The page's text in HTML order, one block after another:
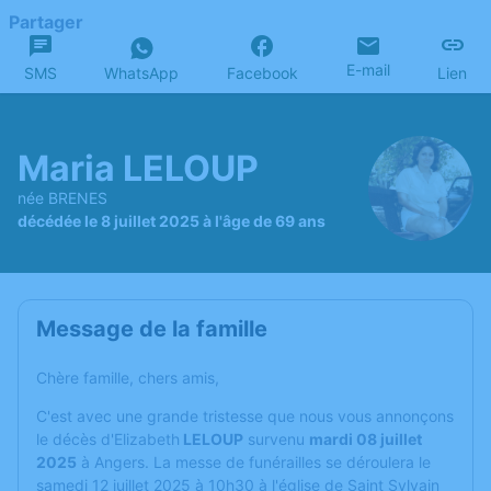
Partager
SMS WhatsApp Facebook E-mail Lien
Maria LELOUP
née BRENES
décédée le 8 juillet 2025 à l'âge de 69 ans
Message de la famille
Chère famille, chers amis,
C'est avec une grande tristesse que nous vous annonçons
le décès d'Elizabeth LELOUP survenu mardi 08 juillet
2025 à Angers. La messe de funérailles se déroulera le
samedi 12 juillet 2025 à 10h30 à l'église de Saint Sylvain